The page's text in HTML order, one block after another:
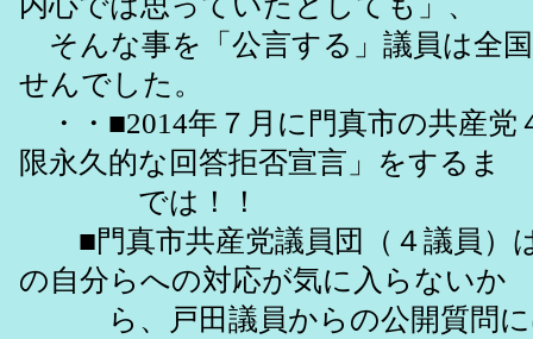
そんな事を「公言する」議員は全
せんでした。
・・■2014年７月に門真市の共産党
限永久的な回答拒否宣言」をするま
では！！
■門真市共産党議員団（４議員）
の自分らへの対応が気に入らないか
ら、戸田議員からの公開質問に